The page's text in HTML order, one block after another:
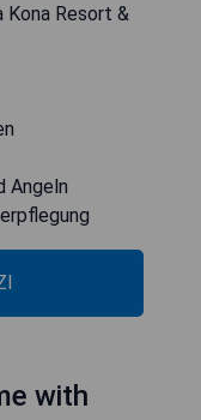
Kona Resort &
Angeln
with